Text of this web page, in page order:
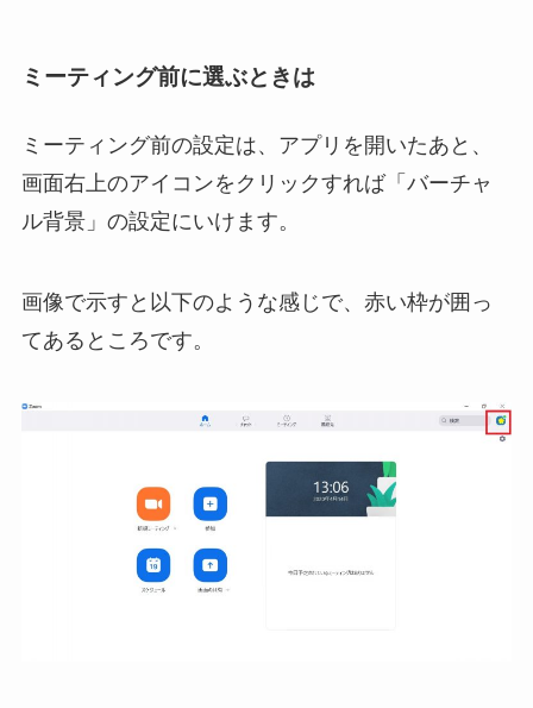
ミーティング前に選ぶときは
ミーティング前の設定は、アプリを開いたあと、
画面右上のアイコンをクリックすれば「バーチャ
ル背景」の設定にいけます。
画像で示すと以下のような感じで、赤い枠が囲っ
てあるところです。